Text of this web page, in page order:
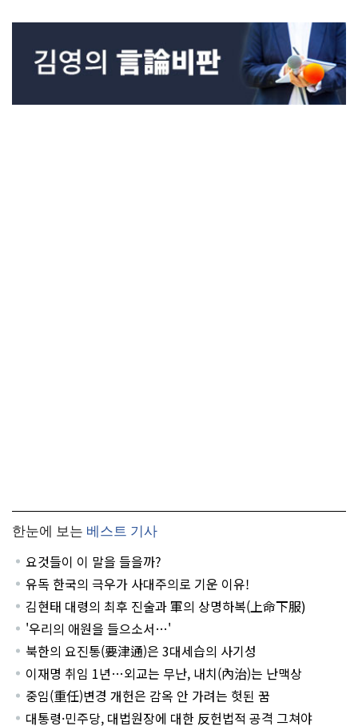
한눈에 보는 베스트 기사
요것들이 이 말을 들을까?
유독 한국의 극우가 사대주의로 기운 이유!
김현태 대령의 최후 진술과 軍의 상명하복(上命下服)
'우리의 애원을 들으소서…'
북한의 요진통(要津通)은 3대세습의 사기성
이재명 취임 1년…외교는 무난, 내치(內治)는 난맥상
중임(重任)변경 개헌은 감옥 안 가려는 헛된 꿈
대통령·민주당, 대법원장에 대한 反헌법적 공격 그쳐야